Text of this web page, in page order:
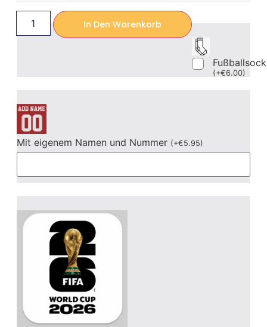
In Den Warenkorb
(+€6.00)
Mit eigenem Namen und Nummer (+€5.95)